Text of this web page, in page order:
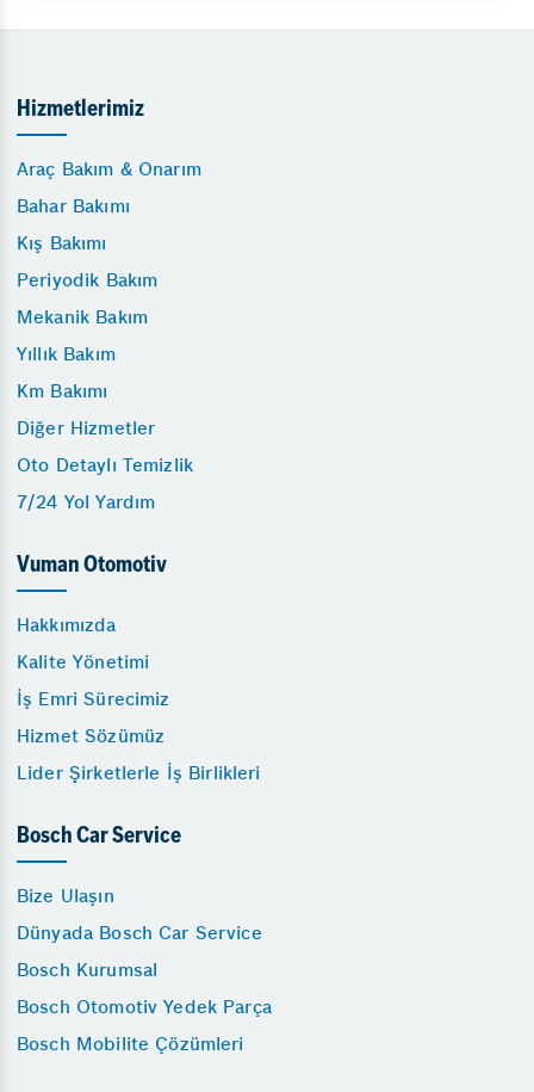
Hizmetlerimiz
Araç Bakım & Onarım
Bahar Bakımı
Kış Bakımı
Periyodik Bakım
Mekanik Bakım
Yıllık Bakım
Km Bakımı
Diğer Hizmetler
Oto Detaylı Temizlik
7/24 Yol Yardım
Vuman Otomotiv
Hakkımızda
Kalite Yönetimi
İş Emri Sürecimiz
Hizmet Sözümüz
Lider Şirketlerle İş Birlikleri
Bosch Car Service
Bize Ulaşın
Dünyada Bosch Car Service
Bosch Kurumsal
Bosch Otomotiv Yedek Parça
Bosch Mobilite Çözümleri